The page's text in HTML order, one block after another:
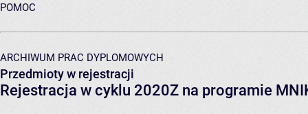
POMOC
ARCHIWUM PRAC DYPLOMOWYCH
Przedmioty w rejestracji
Rejestracja w cyklu 2020Z na programie